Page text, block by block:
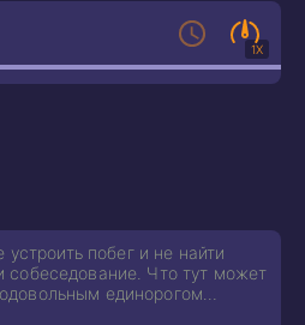
1X
побег и не найти
собеседование. Что тут может
единорогом…